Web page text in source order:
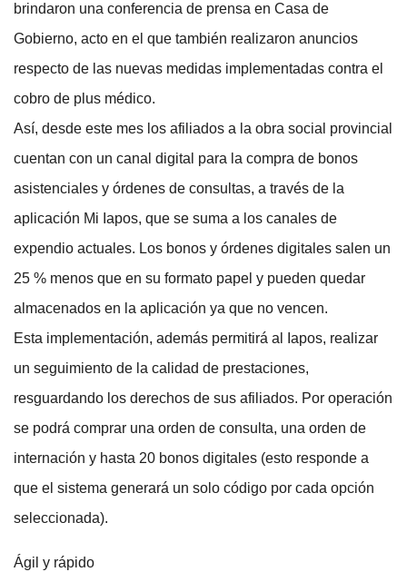
brindaron una conferencia de prensa en Casa de
Gobierno, acto en el que también realizaron anuncios
respecto de las nuevas medidas implementadas contra el
cobro de plus médico.
Así, desde este mes los afiliados a la obra social provincial
cuentan con un canal digital para la compra de bonos
asistenciales y órdenes de consultas, a través de la
aplicación Mi Iapos, que se suma a los canales de
expendio actuales. Los bonos y órdenes digitales salen un
25 % menos que en su formato papel y pueden quedar
almacenados en la aplicación ya que no vencen.
Esta implementación, además permitirá al Iapos, realizar
un seguimiento de la calidad de prestaciones,
resguardando los derechos de sus afiliados. Por operación
se podrá comprar una orden de consulta, una orden de
internación y hasta 20 bonos digitales (esto responde a
que el sistema generará un solo código por cada opción
seleccionada).
Ágil y rápido